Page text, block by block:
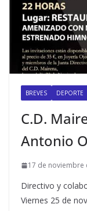
BREVES DEPORTE
C.D.
Antonio
17 de noviembre
Directivo y
Viernes 25 de